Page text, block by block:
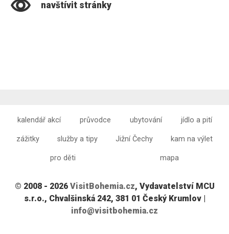
navštívit stránky
kalendář akcí průvodce ubytování jídlo a pití
zážitky služby a tipy Jižní Čechy kam na výlet
pro děti mapa
© 2008 - 2026 VisitBohemia.cz, Vydavatelství MCU
s.r.o., Chvalšinská 242, 381 01 Český Krumlov |
info@visitbohemia.cz